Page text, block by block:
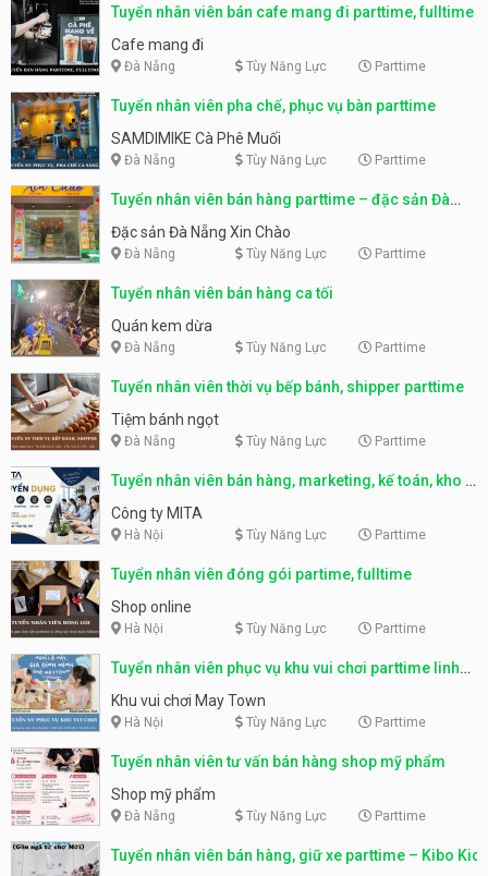
Tuyển nhân viên bán cafe mang đi parttime, fulltime
Cafe mang đi
Đà Nẵng Tùy Năng Lực Parttime
Tuyển nhân viên pha chế, phục vụ bàn parttime
SAMDIMIKE Cà Phê Muối
Đà Nẵng Tùy Năng Lực Parttime
Tuyển nhân viên bán hàng parttime – đặc sản Đà
Nẵng
Đặc sản Đà Nẵng Xin Chào
Đà Nẵng Tùy Năng Lực Parttime
Tuyển nhân viên bán hàng ca tối
Quán kem dừa
Đà Nẵng Tùy Năng Lực Parttime
Tuyển nhân viên thời vụ bếp bánh, shipper parttime
Tiệm bánh ngọt
Đà Nẵng Tùy Năng Lực Parttime
Tuyển nhân viên bán hàng, marketing, kế toán, kho –
parttime, fulltime
Công ty MITA
Hà Nội Tùy Năng Lực Parttime
Tuyển nhân viên đóng gói partime, fulltime
Shop online
Hà Nội Tùy Năng Lực Parttime
Tuyển nhân viên phục vụ khu vui chơi parttime linh
động
Khu vui chơi May Town
Hà Nội Tùy Năng Lực Parttime
Tuyển nhân viên tư vấn bán hàng shop mỹ phẩm
Shop mỹ phẩm
Đà Nẵng Tùy Năng Lực Parttime
Tuyển nhân viên bán hàng, giữ xe parttime – Kibo Kid